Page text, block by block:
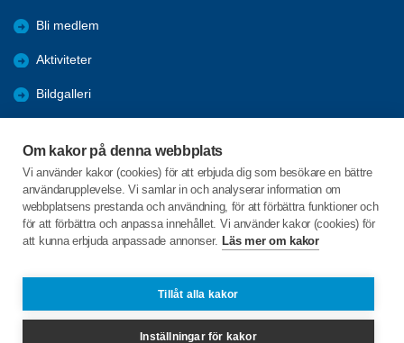
Om kakor på denna webbplats
Vi använder kakor (cookies) för att erbjuda dig som besökare en bättre
användarupplevelse. Vi samlar in och analyserar information om
webbplatsens prestanda och användning, för att förbättra funktioner och
för att förbättra och anpassa innehållet. Vi använder kakor (cookies) för
att kunna erbjuda anpassade annonser. Läs mer om kakor
Tillåt alla kakor
Inställningar för kakor
Bli medlem
Aktiviteter
Bildgalleri
Rapporter
Årsmöten
C/o:Ingvar Wramsmyr